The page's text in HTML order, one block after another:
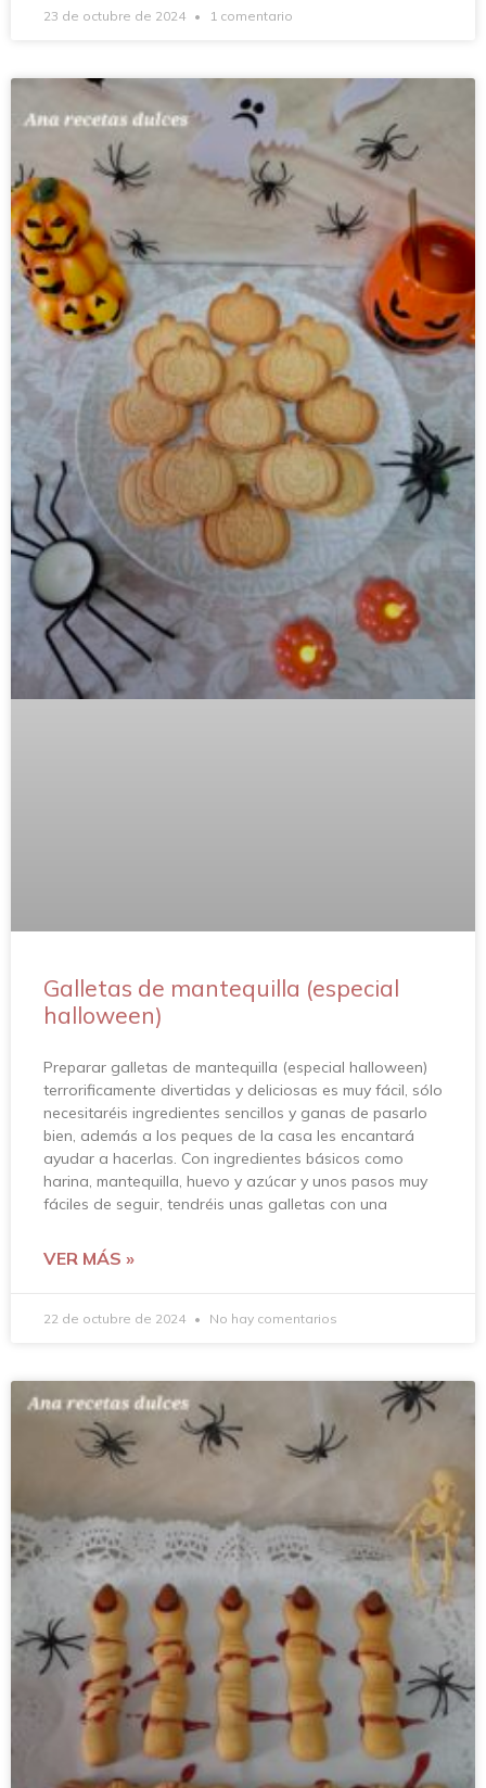
23 de octubre de 2024 1 comentario
Galletas de mantequilla (especial
halloween)
Preparar galletas de mantequilla (especial halloween)
terrorificamente divertidas y deliciosas es muy fácil, sólo
necesitaréis ingredientes sencillos y ganas de pasarlo
bien, además a los peques de la casa les encantará
ayudar a hacerlas. Con ingredientes básicos como
harina, mantequilla, huevo y azúcar y unos pasos muy
fáciles de seguir, tendréis unas galletas con una
VER MÁS »
22 de octubre de 2024 No hay comentarios